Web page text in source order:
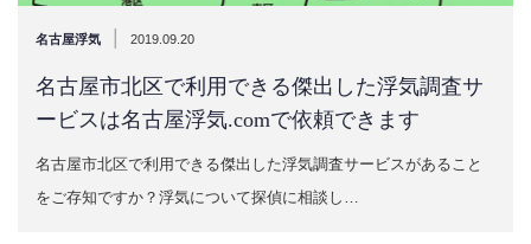
名古屋浮気 2019.09.20
名古屋市北区で利用できる傑出した浮気調査サ
ービスは名古屋浮気.comで依頼できます
名古屋市北区で利用できる傑出した浮気調査サービスがあること
をご存知ですか？浮気について探偵に相談し…